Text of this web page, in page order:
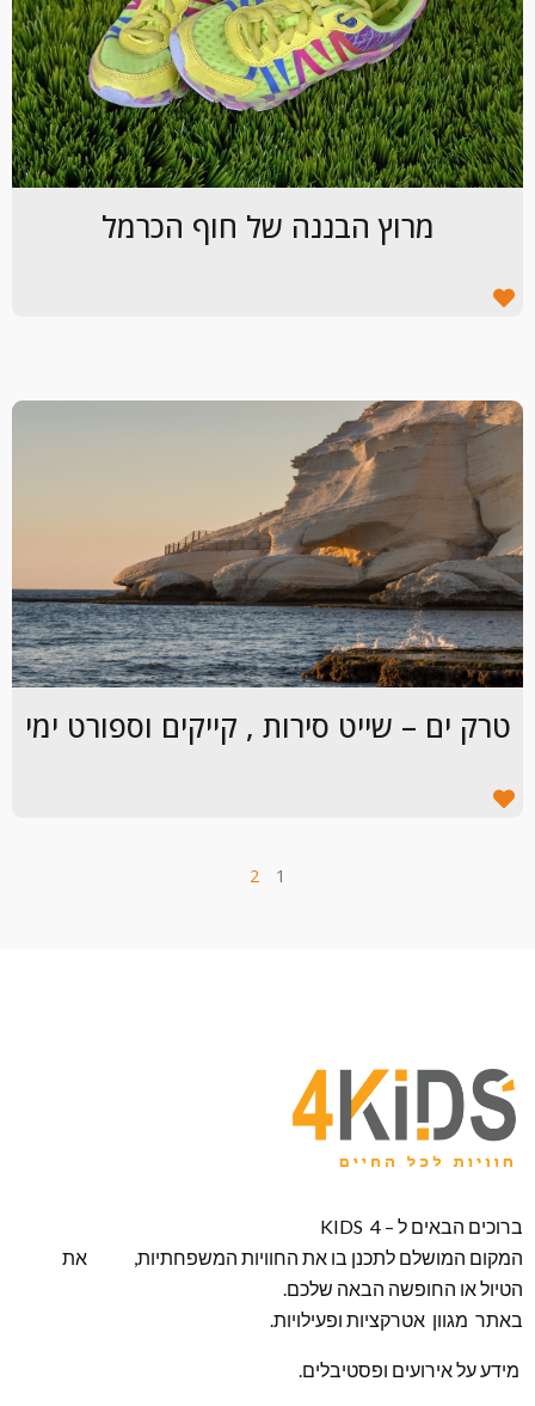
מרוץ הבננה של חוף הכרמל
טרק ים – שייט סירות , קייקים וספורט ימי
1
2
ברוכים הבאים ל – KIDS 4
המקום המושלם לתכנן בו את החוויות המשפחתיות, את
הטיול או החופשה הבאה שלכם.
באתר מגוון אטרקציות ופעילויות.
מידע על אירועים ופסטיבלים.